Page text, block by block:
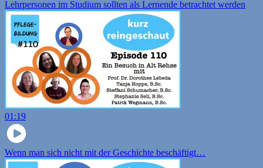
Lehrpersonen im Studium sollten als Lernende betrachtet werden
01:19
Wenn man sich nicht mit der Geschichte beschäftigt…